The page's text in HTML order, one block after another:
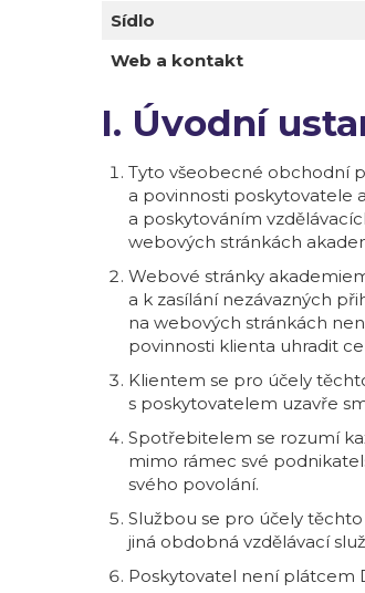
Sídlo
Web a kontakt
I. Úvodní
Tyto všeobecné obchodní
a povinnosti poskytovatele
a poskytováním
webových stránkách
Webové stránky
a k zasílání nezávazných
na webových stránkách
povinnosti klienta uhradit
Klientem se pro účely
s poskytovatelem uzavře
Spotřebitelem se rozumí
mimo rámec své
svého povolání.
Službou se pro účely
jiná obdobná vzdělávací
Poskytovatel není plátcem